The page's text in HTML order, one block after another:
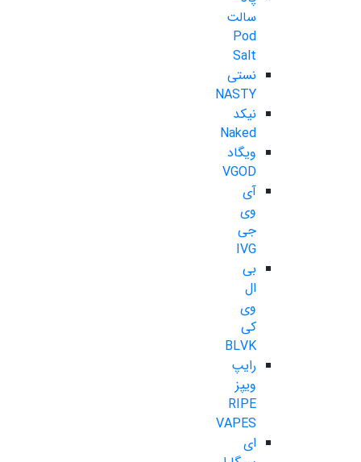
سالت
Pod
Salt
نستی
NASTY
نیکد
Naked
ویگاد
VGOD
آی
وی
جی
IVG
بی
ال
وی
کی
BLVK
رایپ
ویپز
RIPE
VAPES
ای